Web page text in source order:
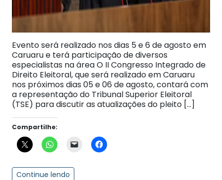
Evento será realizado nos dias 5 e 6 de agosto em
Caruaru e terá participação de diversos
especialistas na área O II Congresso Integrado de
Direito Eleitoral, que será realizado em Caruaru
nos próximos dias 05 e 06 de agosto, contará com
a representação do Tribunal Superior Eleitoral
(TSE) para discutir as atualizações do pleito […]
Compartilhe:
Continue lendo